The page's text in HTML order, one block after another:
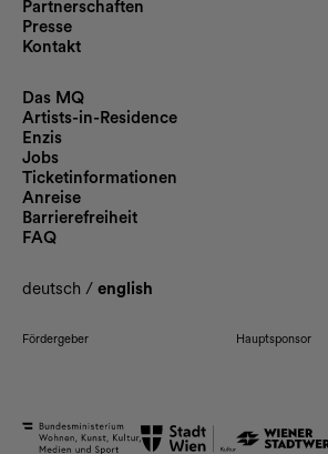
Partnerschaften
Presse
Kontakt
Das MQ
Artists-in-Residence
Enzis
Jobs
Ticketinformationen
Anreise
Barrierefreiheit
FAQ
deutsch / english
Fördergeber Hauptsponsor